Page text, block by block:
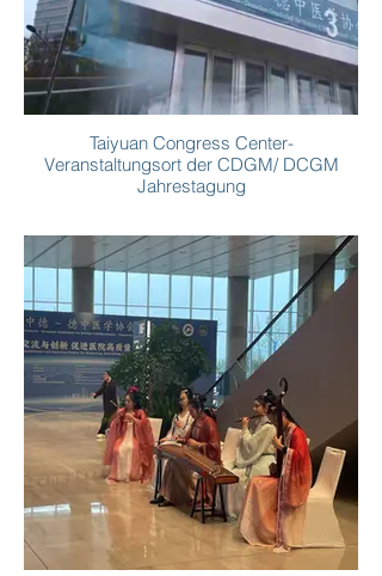
Taiyuan Congress Center-
Veranstaltungsort der CDGM/ DCGM
Jahrestagung